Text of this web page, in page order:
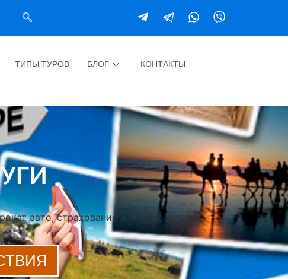
ТИПЫ ТУРОВ БЛОГ КОНТАКТЫ
авто, страхование и многое другое.